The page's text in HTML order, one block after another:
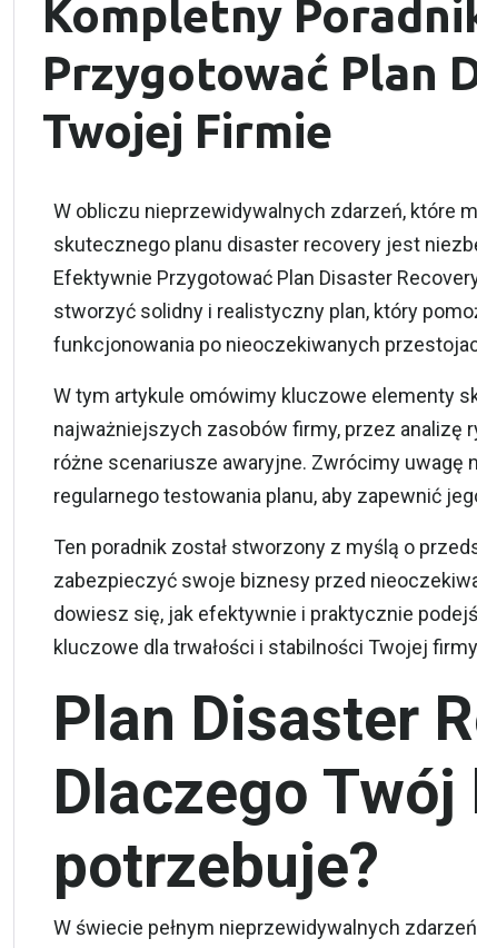
Kompletny
Przygotować Plan
Twojej Firmie
W obliczu nieprzewidywalnych zdarzeń, które
skutecznego planu disaster recovery jest
Efektywnie Przygotować Plan Disaster
stworzyć solidny i realistyczny plan, który
funkcjonowania po nieoczekiwanych
W tym artykule omówimy kluczowe elementy
najważniejszych zasobów firmy, przez analizę
różne scenariusze awaryjne. Zwrócimy uwagę
regularnego testowania planu, aby zapewnić
Ten poradnik został stworzony z myślą o
zabezpieczyć swoje biznesy przed
dowiesz się, jak efektywnie i praktycznie
kluczowe dla trwałości i stabilności Twojej
Plan Disaster
Dlaczego
potrzebuje?
W świecie pełnym nieprzewidywalnych